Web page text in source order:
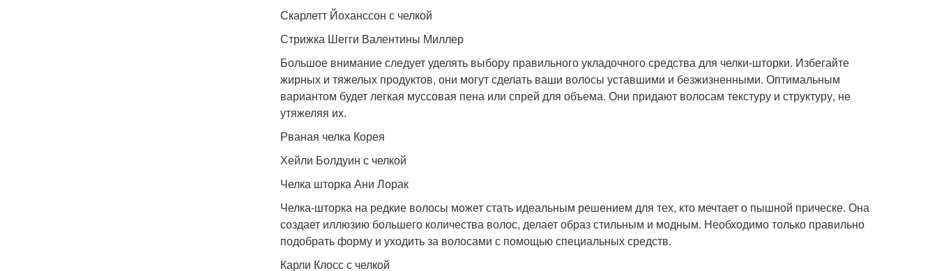
Скарлетт Йоханссон с челкой
Стрижка Шегги Валентины Миллер
Большое внимание следует уделять выбору правильного укладочного средства для челки-шторки. Избегайте
жирных и тяжелых продуктов, они могут сделать ваши волосы уставшими и безжизненными. Оптимальным
вариантом будет легкая муссовая пена или спрей для объема. Они придают волосам текстуру и структуру, не
утяжеляя их.
Рваная челка Корея
Хейли Болдуин с челкой
Челка шторка Ани Лорак
Челка-шторка на редкие волосы может стать идеальным решением для тех, кто мечтает о пышной прическе. Она
создает иллюзию большего количества волос, делает образ стильным и модным. Необходимо только правильно
подобрать форму и уходить за волосами с помощью специальных средств.
Карли Клосс с челкой